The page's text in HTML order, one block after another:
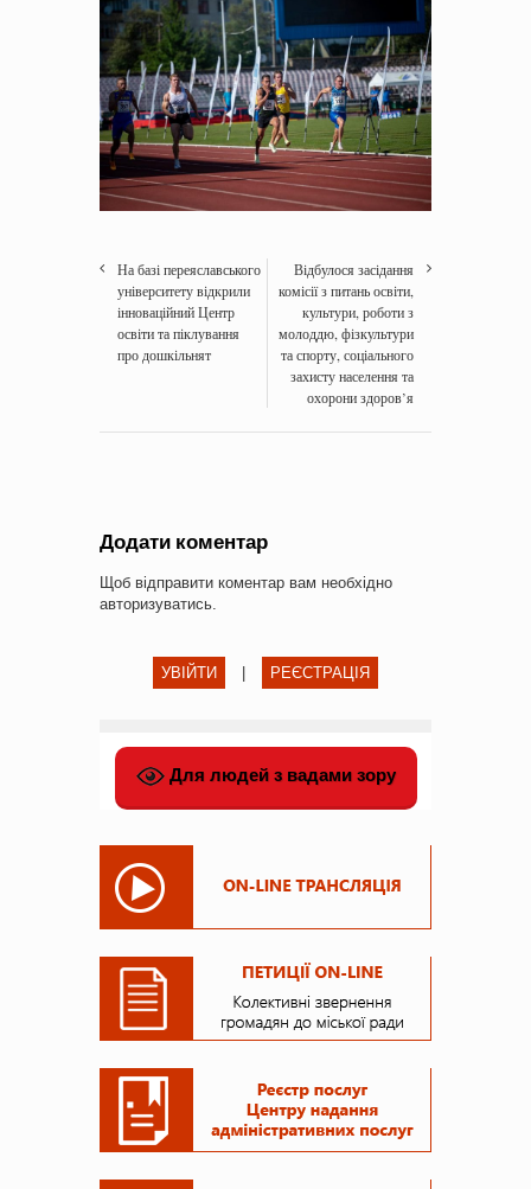
На базі переяславського
університету відкрили
інноваційний Центр
освіти та піклування
про дошкільнят
Відбулося засідання
комісії з питань освіти,
культури, роботи з
молоддю, фізкультури
та спорту, соціального
захисту населення та
охорони здоров’я
Додати коментар
Щоб відправити коментар вам необхідно
авторизуватись.
УВІЙТИ РЕЄСТРАЦІЯ
Для людей з вадами зору